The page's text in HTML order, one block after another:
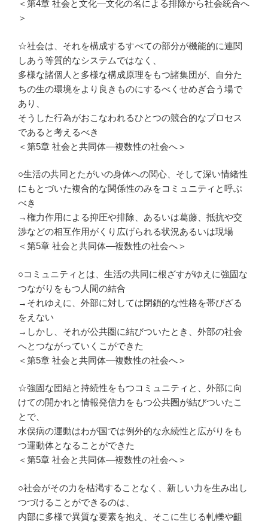
＜第4章 社会と文化―文化の名による排除から社会統合へ
＞
☆社会は、それを構成するすべての部分が機能的に連関
しあう等質的なシステムではなく、
多様な諸個人と多様な構成原理をもつ諸集団が、自分た
ちの生の環境をより良きものにするべくせめぎ合う場で
あり、
そうした行為がおこなわれるひとつの競合的なプロセス
であると考えるべき
＜第5章 社会と共同体―複数性の社会へ＞
○生活の共同とたがいの身体への関心、そして深い情緒性
にもとづいた複合的な関係性のみをコミュニティと呼ぶ
べき
→権力作用による抑圧や排除、あるいは葛藤、抵抗や交
渉などの相互作用がくり広げられる状況あるいは現場
＜第5章 社会と共同体―複数性の社会へ＞
○コミュニティとは、生活の共同に根ざすがゆえに強固な
つながりをもつ人間の結合
→それゆえに、外部に対しては閉鎖的な性格を帯びざる
をえない
→しかし、それが公共圏に結びついたとき、外部の社会
へとつながっていくこができた
＜第5章 社会と共同体―複数性の社会へ＞
☆強固な団結と持続性をもつコミュニティと、外部に向
けての開かれと情報発信力をもつ公共圏が結びついたこ
とで、
水俣病の運動はわが国では例外的な永続性と広がりをも
つ運動体となることができた
＜第5章 社会と共同体―複数性の社会へ＞
○社会がその力を枯渇することなく、新しい力を生み出し
つづけることができるのは、
内部に多様で異質な要素を抱え、そこに生じる軋轢や齟